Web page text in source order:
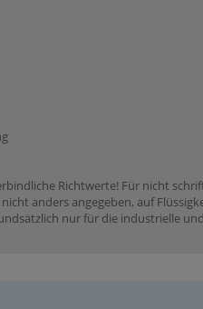
Richtwerte! Für nicht
anders angegeben, auf
nur für die industrielle